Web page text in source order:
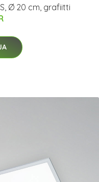
Ø 20 cm, grafiitti